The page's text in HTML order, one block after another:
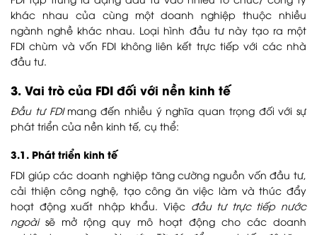
khác nhau của cùng một doanh nghiệp thuộc nhiều
ngành nghề khác nhau. Loại hình đầu tư này tạo ra một
FDI chùm và vốn FDI không liên kết trực tiếp với các nhà
đầu tư.
3. Vai trò của FDI đối với nền kinh tế
Đầu tư FDI mang đến nhiều ý nghĩa quan trọng đối với sự
phát triển của nền kinh tế, cụ thể:
3.1. Phát triển kinh tế
FDI giúp các doanh nghiệp tăng cường nguồn vốn đầu tư,
cải thiện công nghệ, tạo công ăn việc làm và thúc đẩy
hoạt động xuất nhập khẩu. Việc đầu tư trực tiếp nước
ngoàisẽ mở rộng quy mô hoạt động cho các doanh